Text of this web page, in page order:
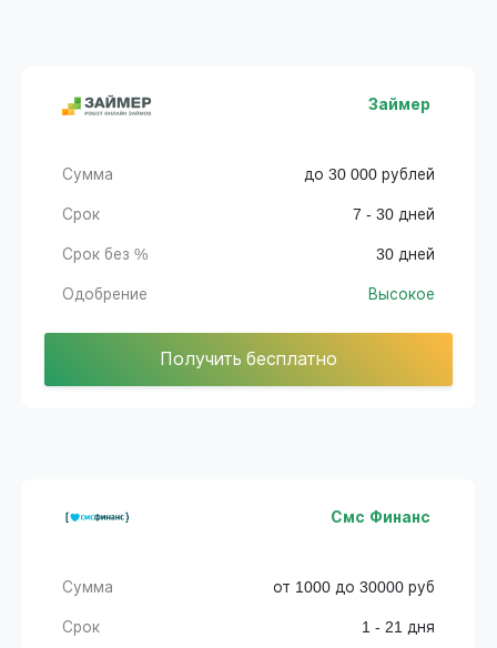
Займер
Сумма до 30 000 рублей
Срок 7 - 30 дней
Срок без % 30 дней
Одобрение Высокое
Получить бесплатно
Смс Финанс
Сумма от 1000 до 30000 руб
Срок 1 - 21 дня